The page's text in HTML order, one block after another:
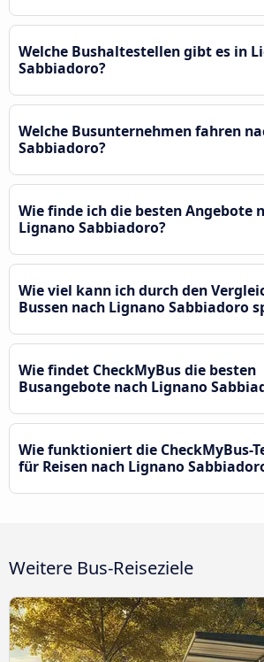
Welche Bushaltestellen gibt es in
Sabbiadoro?
Welche Busunternehmen fahren
Sabbiadoro?
Wie finde ich die besten Angebote
Lignano Sabbiadoro?
Wie viel kann ich durch den
Bussen nach Lignano Sabbiadoro
Wie findet CheckMyBus die besten
Busangebote nach Lignano
Wie funktioniert die CheckMyBus-
für Reisen nach Lignano
Weitere Bus-Reiseziele